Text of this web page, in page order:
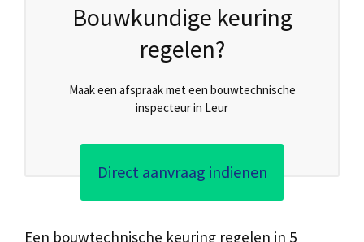
Bouwkundige keuring
regelen?
Maak een afspraak met een bouwtechnische
inspecteur in Leur
Direct aanvraag indienen
Een bouwtechnische keuring regelen in 5